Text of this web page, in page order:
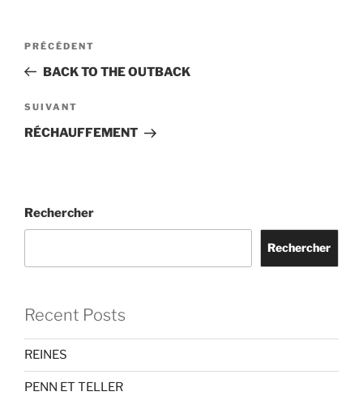
Navigation
l’article
Article
précédent
PRÉCÉDENT
BACK TO THE OUTBACK
Article
suivant
SUIVANT
RÉCHAUFFEMENT
Rechercher
Rechercher
Recent Posts
REINES
PENN ET TELLER